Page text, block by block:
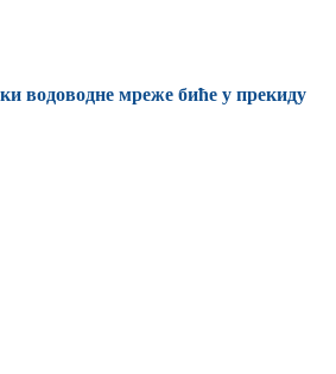
водоводне мреже биће у прекиду